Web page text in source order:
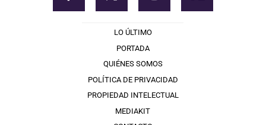
LO ÚLTIMO
PORTADA
QUIÉNES SOMOS
POLÍTICA DE PRIVACIDAD
PROPIEDAD INTELECTUAL
MEDIAKIT